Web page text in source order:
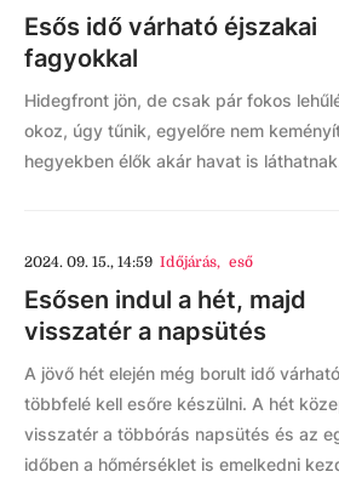
Esős idő várható éjszakai
fagyokkal
Hidegfront jön, de csak pár fokos
okoz, úgy tűnik, egyelőre nem
hegyekben élők akár havat is
2024. 09. 15., 14:59 Időjárás, eső
Esősen indul a hét, majd
visszatér a napsütés
A jövő hét elején még borult idő
többfelé kell esőre készülni. A hét
visszatér a többórás napsütés és az
időben a hőmérséklet is emelkedni